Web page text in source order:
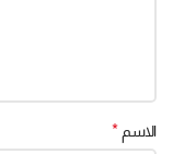
الاسم *